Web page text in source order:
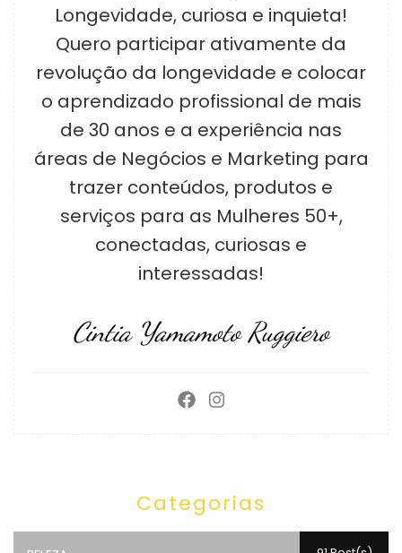
Longevidade, curiosa e inquieta!
Quero participar ativamente da
revolução da longevidade e colocar
o aprendizado profissional de mais
de 30 anos e a experiência nas
áreas de Negócios e Marketing para
trazer conteúdos, produtos e
serviços para as Mulheres 50+,
conectadas, curiosas e
interessadas!
Cintia Yamamoto Ruggiero
Categorias